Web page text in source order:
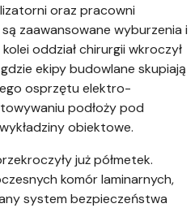
oraz pracowni
zaawansowane wyburzenia i
oddział chirurgii wkroczył
ekipy budowlane skupiają
osprzętu elektro-
podłoży pod
obiektowe.
już półmetek.
komór laminarnych,
system bezpieczeństwa